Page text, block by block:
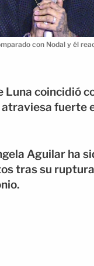
con Nodal y él
Luna coincidió
atraviesa fuerte
Aguilar ha
tras su